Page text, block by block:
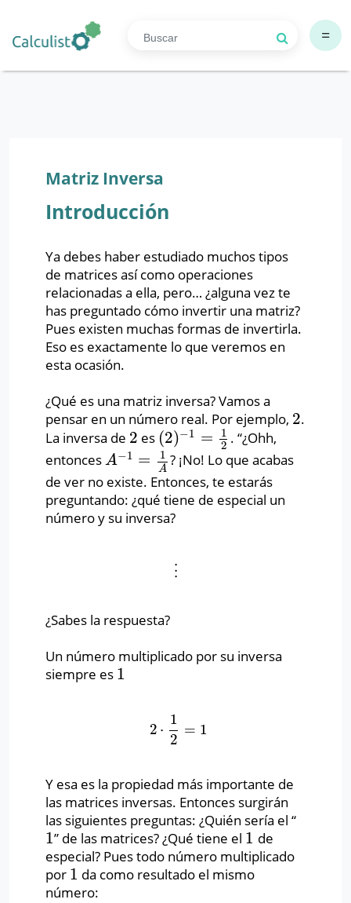
=
Matriz Inversa
Introducción
Ya debes haber estudiado muchos tipos
de matrices así como operaciones
relacionadas a ella, pero… ¿alguna vez te
has preguntado cómo invertir una matriz?
Pues existen muchas formas de invertirla.
Eso es exactamente lo que veremos en
esta ocasión.
¿Qué es una matriz inversa? Vamos a
pensar en un número real. Por ejemplo, 2
2.
La inversa de 2
2 es (2)−1 =
1
2
(2)−1= 12
. “¿Ohh,
entonces A−1 = 1
A
A−1= 1A
? ¡No! Lo que acabas
de ver no existe. Entonces, te estarás
preguntando: ¿qué tiene de especial un
número y su inversa?
⋮⋮
¿Sabes la respuesta?
Un número multiplicado por su inversa
siempre es 1
1
2 ⋅
1
2
= 1
2⋅ 12 =1
Y esa es la propiedad más importante de
las matrices inversas. Entonces surgirán
las siguientes preguntas: ¿Quién sería el “
1
1” de las matrices? ¿Qué tiene el 1
1 de
especial? Pues todo número multiplicado
por 1
1 da como resultado el mismo
número: